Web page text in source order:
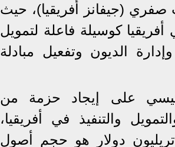
(جيفانز أفريقيا)، حيث
كوسيلة فاعلة لتمويل
الديون وتفعيل مبادلة
على إيجاد حزمة من
والتنفيذ في أفريقيا،
والتي يمكنها الاستفادة من نحو ١٣٠ تريليون دولار هو حجم أصول